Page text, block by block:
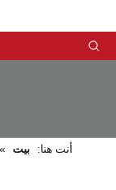
أنت هنا: بيت »